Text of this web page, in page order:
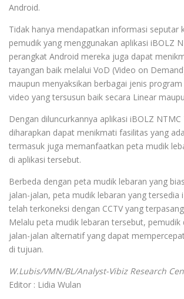
Android.
Tidak hanya mendapatkan informasi seputar
pemudik yang menggunakan aplikasi iBOLZ
perangkat Android mereka juga dapat
tayangan baik melalui VoD (Video on
maupun menyaksikan berbagai jenis
video yang tersusun baik secara Linear
Dengan diluncurkannya aplikasi iBOLZ NTMC
diharapkan dapat menikmati fasilitas yang
termasuk juga memanfaatkan peta mudik
di aplikasi tersebut.
Berbeda dengan peta mudik lebaran yang
jalan-jalan, peta mudik lebaran yang tersedia
telah terkoneksi dengan CCTV yang
Melalu peta mudik lebaran tersebut, pemudik
jalan-jalan alternatif yang dapat
di tujuan.
W.Lubis/VMN/BL/Analyst-Vibiz Research
Editor : Lidia Wulan